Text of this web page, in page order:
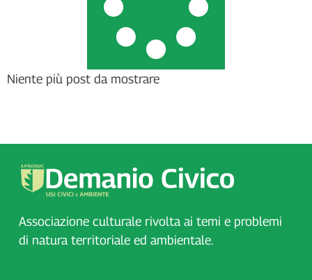
Niente più post da mostrare
Associazione culturale rivolta ai temi e problemi
di natura territoriale ed ambientale.